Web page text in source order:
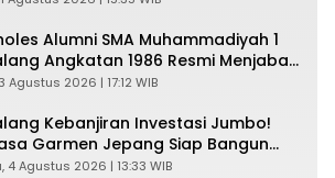
Alumni SMA Muhammadiyah 1
Angkatan 1986 Resmi Menjabat
Inilah Pesan Ketua Asmam 86
Agustus 2026 | 17:12 WIB
Kebanjiran Investasi Jumbo!
Garmen Jepang Siap Bangun
dan Serap Ribuan Tenaga Kerja
4 Agustus 2026 | 13:33 WIB